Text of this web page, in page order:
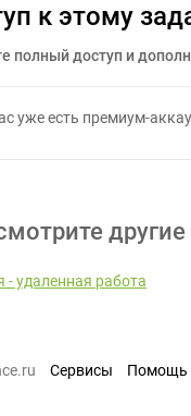
к этому
полный доступ и
уже есть премиум-
- удаленная работа
Сервисы Помощь